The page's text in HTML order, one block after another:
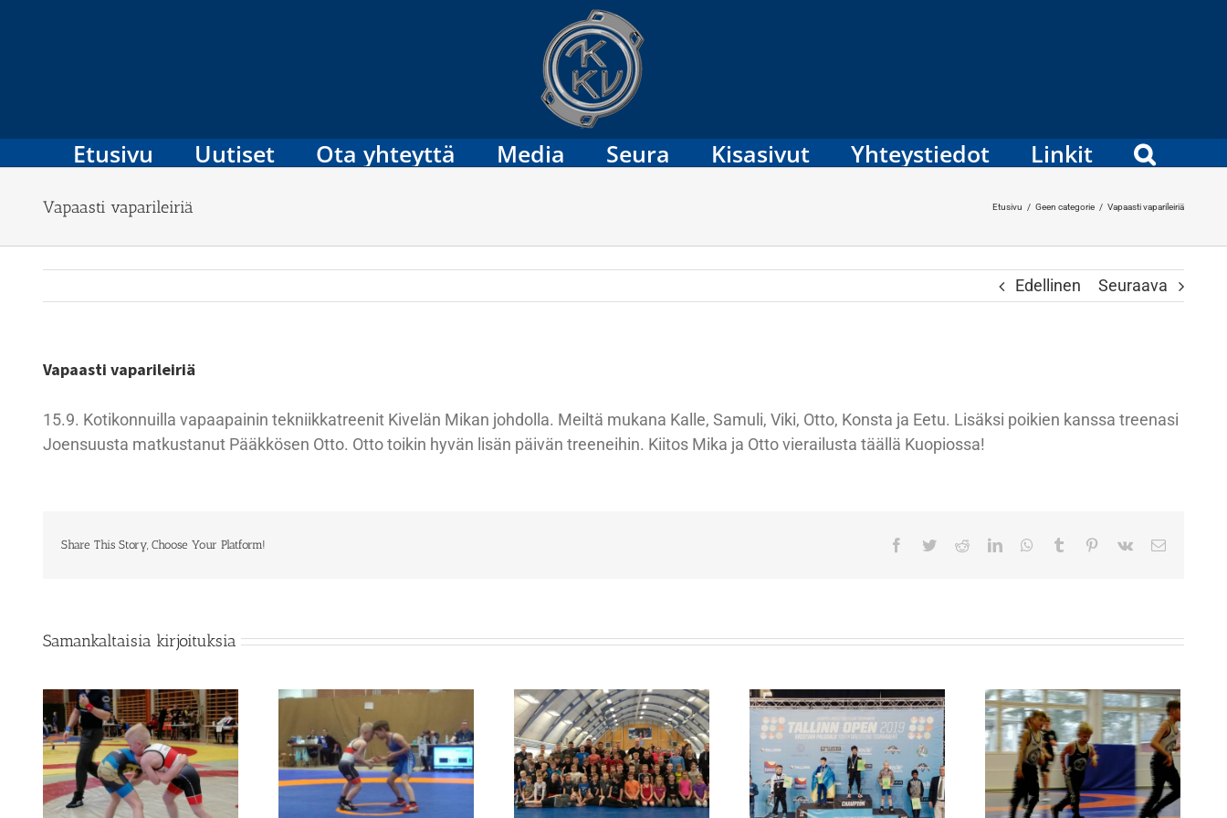
Etusivu Uutiset Ota yhteyttä Media Seura Kisasivut Yhteystiedot Linkit
Vapaasti vaparileiriä Etusivu / Geen categorie / Vapaasti vaparileiriä
Edellinen Seuraava
Vapaasti vaparileiriä
15.9. Kotikonnuilla vapaapainin tekniikkatreenit Kivelän Mikan johdolla. Meiltä mukana Kalle, Samuli, Viki, Otto, Konsta ja Eetu. Lisäksi poikien kanssa treenasi
Joensuusta matkustanut Pääkkösen Otto. Otto toikin hyvän lisän päivän treeneihin. Kiitos Mika ja Otto vierailusta täällä Kuopiossa!
Share This Story, Choose Your Platform! Facebook
TwitterRedditLinkedInWhatsApp
Tumblr Pinterest
Vk
Samankaltaisia kirjoituksia